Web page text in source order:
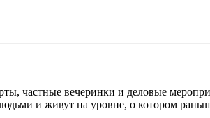
частные вечеринки и деловые
и живут на уровне, о котором